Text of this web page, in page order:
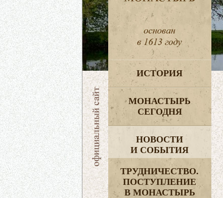
ИСТОРИЯ
МОНАСТЫРЬ
СЕГОДНЯ
НОВОСТИ
И СОБЫТИЯ
ТРУДНИЧЕСТВО.
ПОСТУПЛЕНИЕ
В МОНАСТЫРЬ